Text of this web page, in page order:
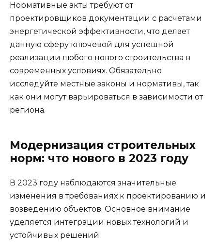
Нормативные акты требуют от
проектировщиков документации с расчетами
энергетической эффективности, что делает
данную сферу ключевой для успешной
реализации любого нового строительства в
современных условиях. Обязательно
исследуйте местные законы и нормативы, так
как они могут варьироваться в зависимости от
региона.
Модернизация строительных
норм: что нового в 2023 году
В 2023 году наблюдаются значительные
изменения в требованиях к проектированию и
возведению объектов. Основное внимание
уделяется интеграции новых технологий и
устойчивых решений.